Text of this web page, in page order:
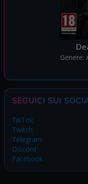
Genere:
SEGUICI SUI
TikTok
Twitch
Telegram
Discord
Facebook